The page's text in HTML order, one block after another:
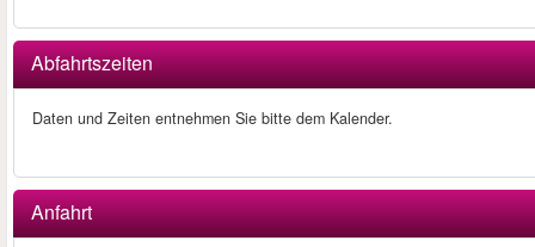
Abfahrtszeiten
Daten und Zeiten entnehmen Sie bitte dem Kalender.
Anfahrt